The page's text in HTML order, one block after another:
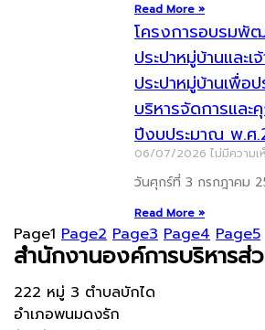
Read More »
โครงการอบรมพั
ประปาหมู่บ้านและ
ประปาหมู่บ้านเพื่อ
บริหารจัดการและ
ปีงบประมาณ พ.ศ
06/07/2026 ไม่มีความเ
วันศุกร์ที่ 3 กรกฎาคม
Read More »
Page1 Page2 Page3 Page4 Page5
สำนักงานองค์การบริหารส่
222 หมู่ 3 ตำบลบักได
อำเภอพนมดงรัก